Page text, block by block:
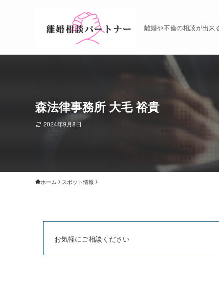
離婚や不倫の相談が出来
森法律事務所 大毛 裕貴
2024年9月8日
ホーム スポット情報
お気軽にご相談ください